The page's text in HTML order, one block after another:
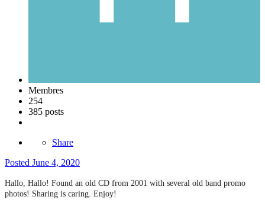
Membres
254
385 posts
Share
Posted June 4, 2020
Hallo, Hallo! Found an old CD from 2001 with several old band promo
photos! Sharing is caring. Enjoy!